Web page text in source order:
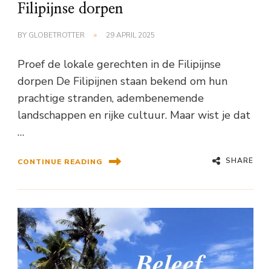
Filipijnse dorpen
BY GLOBETROTTER 29 APRIL 2025
Proef de lokale gerechten in de Filipijnse
dorpen De Filipijnen staan bekend om hun
prachtige stranden, adembenemende
landschappen en rijke cultuur. Maar wist je dat
…
CONTINUE READING SHARE